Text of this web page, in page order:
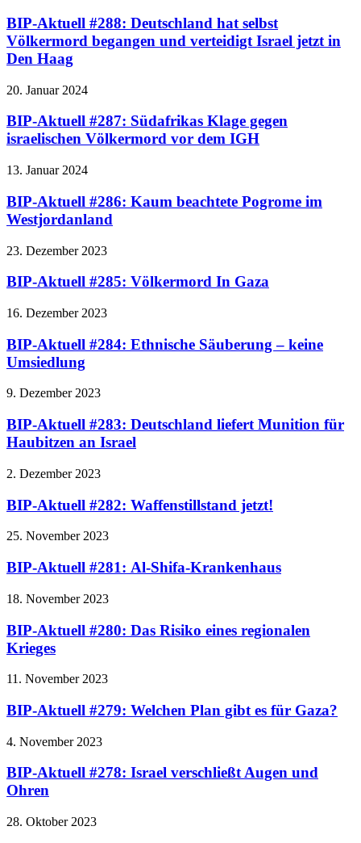
BIP-Aktuell #288: Deutschland hat selbst
Völkermord begangen und verteidigt Israel jetzt in
Den Haag
20. Januar 2024
BIP-Aktuell #287: Südafrikas Klage gegen
israelischen Völkermord vor dem IGH
13. Januar 2024
BIP-Aktuell #286: Kaum beachtete Pogrome im
Westjordanland
23. Dezember 2023
BIP-Aktuell #285: Völkermord In Gaza
16. Dezember 2023
BIP-Aktuell #284: Ethnische Säuberung – keine
Umsiedlung
9. Dezember 2023
BIP-Aktuell #283: Deutschland liefert Munition für
Haubitzen an Israel
2. Dezember 2023
BIP-Aktuell #282: Waffenstillstand jetzt!
25. November 2023
BIP-Aktuell #281: Al-Shifa-Krankenhaus
18. November 2023
BIP-Aktuell #280: Das Risiko eines regionalen
Krieges
11. November 2023
BIP-Aktuell #279: Welchen Plan gibt es für Gaza?
4. November 2023
BIP-Aktuell #278: Israel verschließt Augen und
Ohren
28. Oktober 2023